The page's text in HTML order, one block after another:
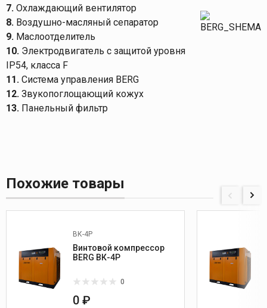
7. Охлаждающий вентилятор
8. Воздушно-масляный сепаратор
9. Маслоотделитель
10. Электродвигатель с защитой уровня
IP54, класса F
11. Система управления BERG
12. Звукопоглощающий кожух
13. Панельный фильтр
Похожие товары
ВК-4Р
Винтовой компрессор
BERG ВК-4Р
0
0 ₽